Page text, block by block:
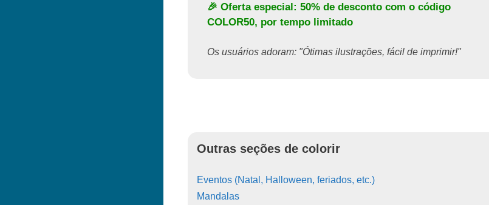
🎉 Oferta especial: 50% de desconto com o código
COLOR50, por tempo limitado
Os usuários adoram: "Ótimas ilustrações, fácil de imprimir!"
Outras seções de colorir
Eventos (Natal, Halloween, feriados, etc.)
Mandalas